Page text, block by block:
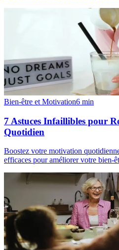
Bien-être et Motivation6 min
7 Astuces Infaillibles pour
Quotidien
Boostez votre motivation
efficaces pour améliorer votre bien-